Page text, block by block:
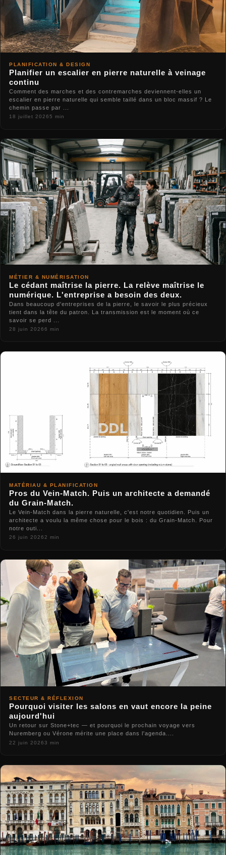
PLANIFICATION & DESIGN
Planifier un escalier en pierre naturelle à veinage
continu
Comment des marches et des contremarches deviennent-elles un
escalier en pierre naturelle qui semble taillé dans un bloc massif ? Le
chemin passe par ...
18 juillet 20265 min
MÉTIER & NUMÉRISATION
Le cédant maîtrise la pierre. La relève maîtrise le
numérique. L'entreprise a besoin des deux.
Dans beaucoup d'entreprises de la pierre, le savoir le plus précieux
tient dans la tête du patron. La transmission est le moment où ce
savoir se perd ...
28 juin 20266 min
MATÉRIAU & PLANIFICATION
Pros du Vein-Match. Puis un architecte a demandé
du Grain-Match.
Le Vein-Match dans la pierre naturelle, c'est notre quotidien. Puis un
architecte a voulu la même chose pour le bois : du Grain-Match. Pour
notre outi...
26 juin 20262 min
SECTEUR & RÉFLEXION
Pourquoi visiter les salons en vaut encore la peine
aujourd'hui
Un retour sur Stone+tec — et pourquoi le prochain voyage vers
Nuremberg ou Vérone mérite une place dans l'agenda....
22 juin 20263 min